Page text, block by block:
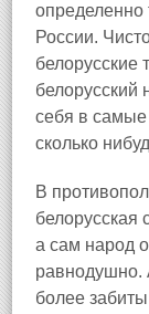
определенно
России.
белорусские
белорусский
себя в самые
сколько
В
белорусская
а сам народ
равнодушно.
более